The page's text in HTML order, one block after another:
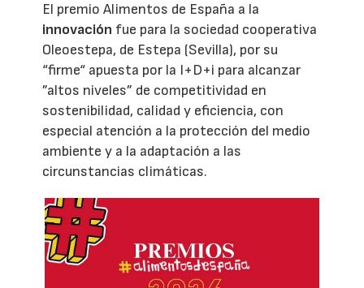
El premio Alimentos de España a la
innovación fue para la sociedad cooperativa
Oleoestepa, de Estepa (Sevilla), por su
“firme“ apuesta por la I+D+i para alcanzar
”altos niveles” de competitividad en
sostenibilidad, calidad y eficiencia, con
especial atención a la protección del medio
ambiente y a la adaptación a las
circunstancias climáticas.